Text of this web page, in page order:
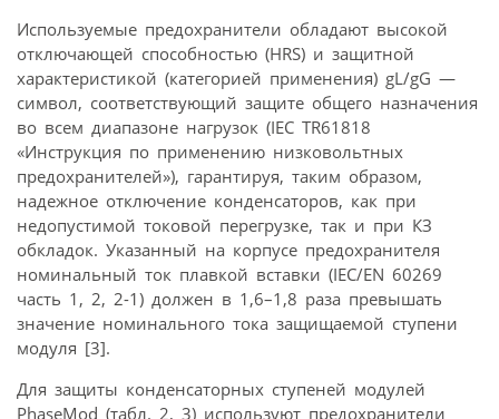
Используемые предохранители обладают высокой
отключающей способностью (HRS) и защитной
характеристикой (категорией применения) gL/gG —
символ, соответствующий защите общего назначения
во всем диапазоне нагрузок (IEC TR61818
«Инструкция по применению низковольтных
предохранителей»), гарантируя, таким образом,
надежное отключение конденсаторов, как при
недопустимой токовой перегрузке, так и при КЗ
обкладок. Указанный на корпусе предохранителя
номинальный ток плавкой вставки (IEC/EN 60269
часть 1, 2, 2-1) должен в 1,6–1,8 раза превышать
значение номинального тока защищаемой ступени
модуля [3].
Для защиты конденсаторных ступеней модулей
PhaseMod (табл. 2, 3) используют предохранители